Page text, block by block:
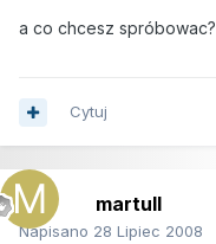
a co chcesz spróbowac?
Cytuj
martull
Napisano 28 Lipiec 2008